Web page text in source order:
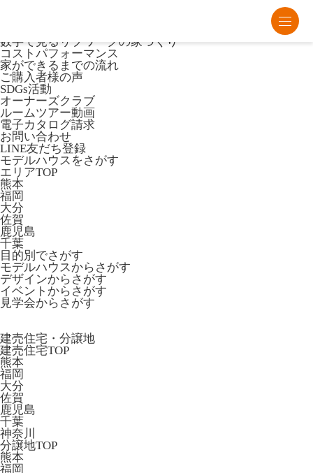
数字で見るリブワークの家づくり
コストパフォーマンス
家ができるまでの流れ
ご購入者様の声
SDGs活動
オーナーズクラブ
ルームツアー動画
電子カタログ請求
お問い合わせ
LINE友だち登録
モデルハウスをさがす
エリアTOP
熊本
福岡
大分
佐賀
鹿児島
千葉
目的別でさがす
モデルハウスからさがす
デザインからさがす
イベントからさがす
見学会からさがす
建売住宅・分譲地
建売住宅TOP
熊本
福岡
大分
佐賀
鹿児島
千葉
神奈川
分譲地TOP
熊本
福岡